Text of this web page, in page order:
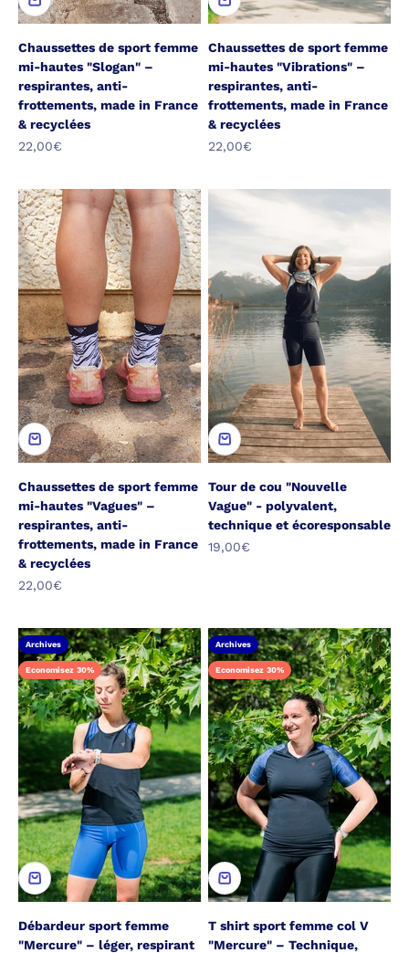
Chaussettes de sport femme
mi-hautes "Slogan" –
respirantes, anti-
frottements, made in France
& recyclées
Prix de vente
22,00€
Chaussettes de sport femme
mi-hautes "Vibrations" –
respirantes, anti-
frottements, made in France
& recyclées
Prix de vente
22,00€
Chaussettes de sport femme
mi-hautes "Vagues" –
respirantes, anti-
frottements, made in France
& recyclées
Prix de vente
22,00€
Tour de cou "Nouvelle
Vague" - polyvalent,
technique et écoresponsable
Prix de vente
19,00€
Archives
Economisez 30%
Débardeur sport femme
"Mercure" – léger, respirant
Archives
Economisez 30%
T shirt sport femme col V
"Mercure" – Technique,